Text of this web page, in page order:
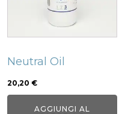
Neutral Oil
20,20 €
AGGIUNGI AL